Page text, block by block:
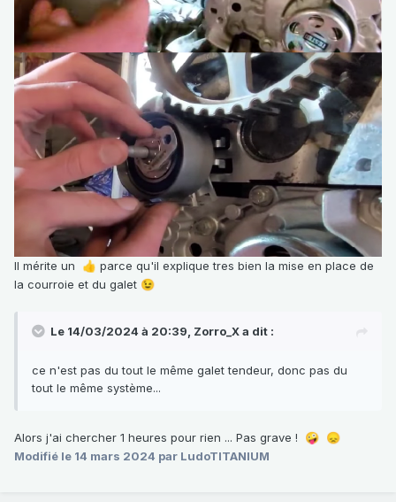
Il mérite un 👍 parce qu'il explique tres bien la mise en place de
la courroie et du galet 😉
Le 14/03/2024 à 20:39, Zorro_Xa dit :
ce n'est pas du tout le même galet tendeur, donc pas du
tout le même système...
Alors j'ai chercher 1 heures pour rien ... Pas grave ! 🤪 😞
Modifié le 14 mars 2024 par LudoTITANIUM